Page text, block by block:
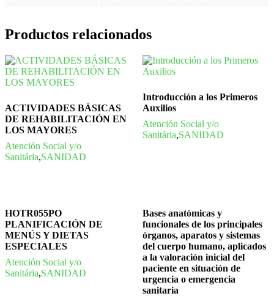
Productos relacionados
ACTIVIDADES BÁSICAS
DE REHABILITACIÓN EN
LOS MAYORES
Atención Social y/o
Sanitária,SANIDAD
Introducción a los Primeros
Auxilios
Atención Social y/o
Sanitária,SANIDAD
HOTR055PO
PLANIFICACIÓN DE
MENÚS Y DIETAS
ESPECIALES
Atención Social y/o
Sanitária,SANIDAD
Bases anatómicas y
funcionales de los principales
órganos, aparatos y sistemas
del cuerpo humano, aplicados
a la valoración inicial del
paciente en situación de
urgencia o emergencia
sanitaria